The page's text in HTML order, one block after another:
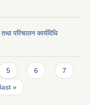
परिचालन कार्यविधि
5 6 7
last »